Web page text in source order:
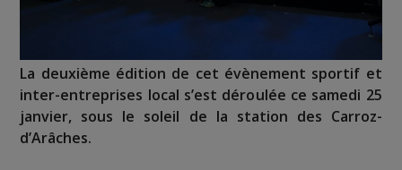
La deuxième édition de cet évènement sportif et
inter-entreprises local s’est déroulée ce samedi 25
janvier, sous le soleil de la station des Carroz-
d’Arâches.